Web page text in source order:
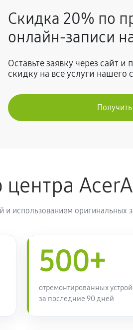
300 руб
Скидка 20% по
онлайн-записи
Оставьте заявку через сайт
скидку на все услуги нашего
и использованием оригинальных
500+
отремонтированных
за последние 90 дней